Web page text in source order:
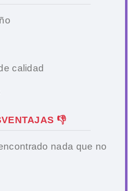
calidad
👎
nada que no